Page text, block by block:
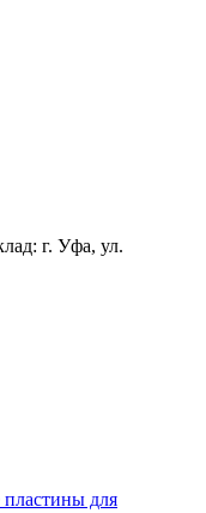
г. Уфа, ул.
для